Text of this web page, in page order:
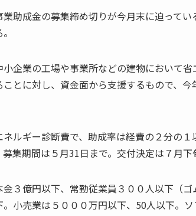
助成金の募集締め切りが今月末に迫って
企業の工場や事業所などの建物において
とに対し、資金面から支援するもので、
ルギー診断費で、助成率は経費の２分の
集期間は５月31日まで。交付決定は７月下
３億円以下、常勤従業員３００人以下（
小売業は５０００万円以下、50人以下。